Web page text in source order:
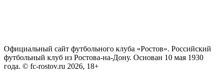
Официальный сайт футбольного клуба «Ростов». Российский
футбольный клуб из Ростова-на-Дону. Основан 10 мая 1930
года. © fc-rostov.ru 2026, 18+